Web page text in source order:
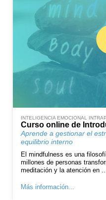
INTELIGENCIA EMOCIONAL
Curso online de
Aprende a gestionar el
equilibrio interno
El mindfulness es una
millones de personas
meditación y la atención en
Más información...